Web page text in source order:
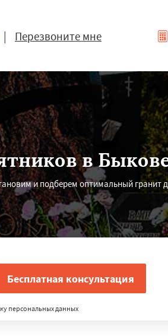
| Перезвоните мне
в
и подберем оптимальный гранит
персональных данных